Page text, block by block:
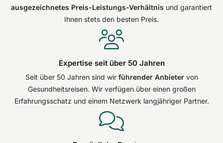
ausgezeichnetes Preis-Leistungs-Verhältnis und garantiert
Ihnen stets den besten Preis.
Expertise seit über 50 Jahren
Seit über 50 Jahren sind wir führender Anbieter von
Gesundheitsreisen. Wir verfügen über einen großen
Erfahrungsschatz und einem Netzwerk langjähriger Partner.